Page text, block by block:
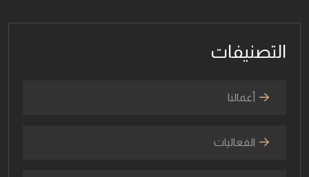
التصنيفات
أعمالنا
الفعاليات